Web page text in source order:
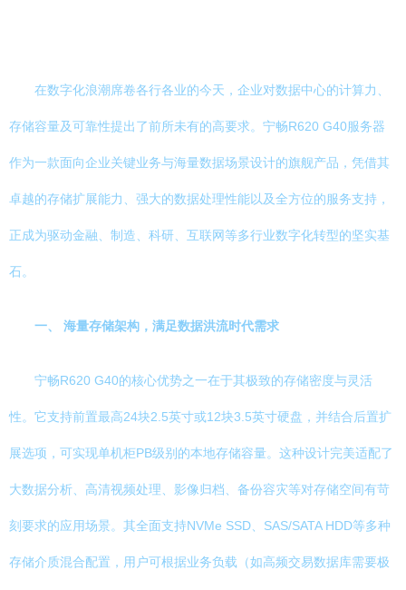
在数字化浪潮席卷各行各业的今天，企业对数据中心的计算力、
存储容量及可靠性提出了前所未有的高要求。宁畅R620 G40服务器
作为一款面向企业关键业务与海量数据场景设计的旗舰产品，凭借其
卓越的存储扩展能力、强大的数据处理性能以及全方位的服务支持，
正成为驱动金融、制造、科研、互联网等多行业数字化转型的坚实基
石。
一、 海量存储架构，满足数据洪流时代需求
宁畅R620 G40的核心优势之一在于其极致的存储密度与灵活
性。它支持前置最高24块2.5英寸或12块3.5英寸硬盘，并结合后置扩
展选项，可实现单机柜PB级别的本地存储容量。这种设计完美适配了
大数据分析、高清视频处理、影像归档、备份容灾等对存储空间有苛
刻要求的应用场景。其全面支持NVMe SSD、SAS/SATA HDD等多种
存储介质混合配置，用户可根据业务负载（如高频交易数据库需要极